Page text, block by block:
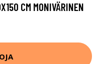
CM MONIVÄRINEN